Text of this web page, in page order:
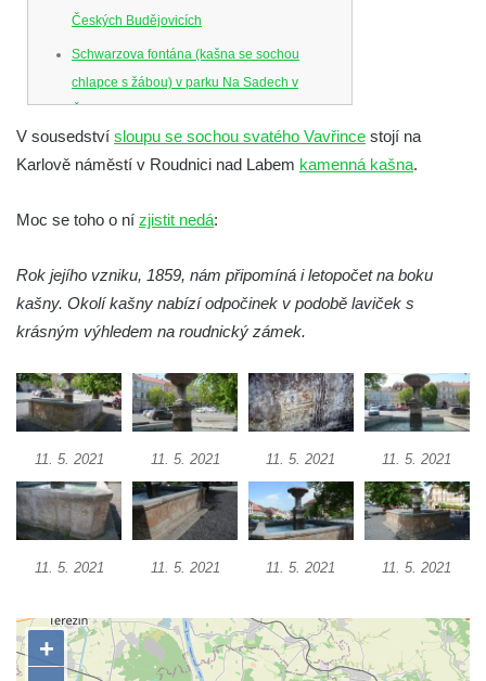
Českých Budějovicích
Schwarzova fontána (kašna se sochou
chlapce s žábou) v parku Na Sadech v
Českých Budějovicích
Kašna v parku Na Sadech u Pražské třídy v
Českých Budějovicích
Otakara II. v Českých Budějovicích
Kašna na náměstí J. V. Kamarýta ve
Velešíně
Kašna na nádvoří za vstupem v ZOO
Kašna se sousoším medvíďat v ZOO
Leipzig
Kamenná kašna na styku tří CHKO v České
Kamenici
Věžová studna na náměstí Míru v Bochově
Kašna s reliéfem v Knížecí zahradě v
Duchcově
V sousedství sloupu se sochou svatého Vavřince stojí na
Karlově náměstí v Roudnici nad Labem kamenná kašna.
Moc se toho o ní zjistit nedá:
Rok jejího vzniku, 1859, nám připomíná i letopočet na boku
kašny. Okolí kašny nabízí odpočinek v podobě laviček s
krásným výhledem na roudnický zámek.
11. 5. 2021 11. 5. 2021 11. 5. 2021 11. 5. 2021
11. 5. 2021 11. 5. 2021 11. 5. 2021 11. 5. 2021